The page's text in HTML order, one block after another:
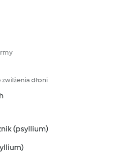
dłoni
(psyllium)